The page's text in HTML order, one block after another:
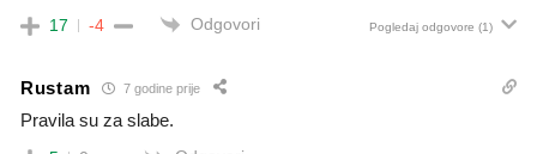
17 -4 Odgovori Pogledaj odgovore (1)
Rustam 7 godine prije
Pravila su za slabe.